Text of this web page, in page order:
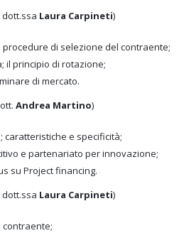
Laura Carpineti)
procedure di selezione del contraente;
il principio di rotazione;
di mercato.
Andrea Martino)
caratteristiche e specificità;
e partenariato per innovazione;
su Project financing.
Laura Carpineti)
contraente;